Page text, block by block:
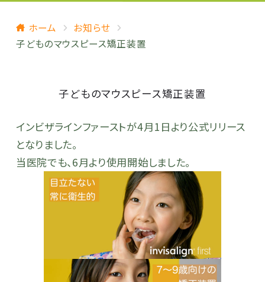
ホーム
お知らせ
子どものマウスピース矯正装置
子どものマウスピース矯正装置
インビザラインファーストが4月1日より公式リリース
となりました。
当医院でも、6月より使用開始しました。